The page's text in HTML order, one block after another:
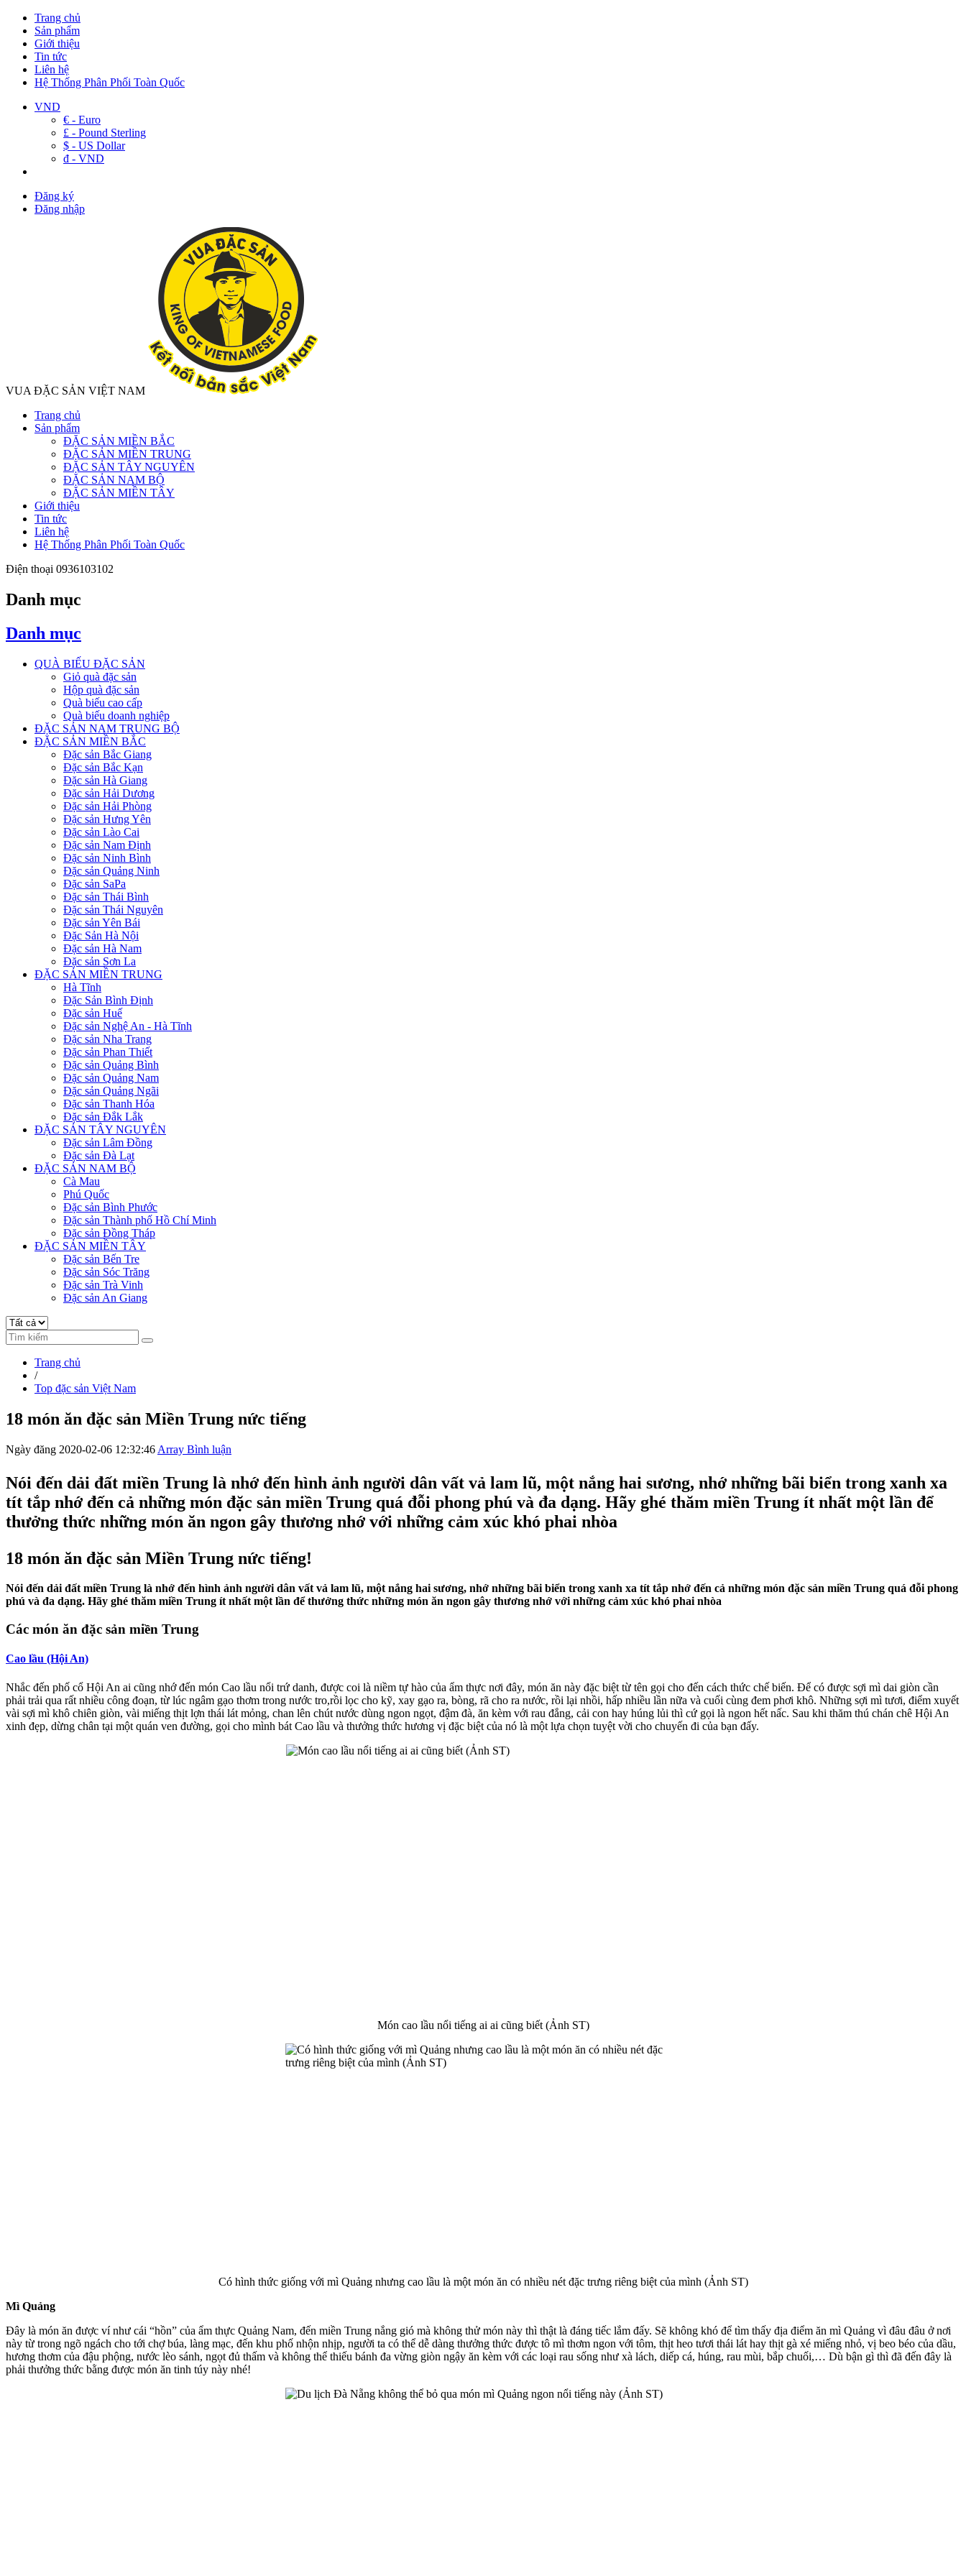
Trang chủ
Sản phẩm
Giới thiệu
Tin tức
Liên hệ
Hệ Thống Phân Phối Toàn Quốc
VND
€ - Euro
£ - Pound Sterling
$ - US Dollar
đ - VND
Đăng ký
Đăng nhập
VUA ĐẶC SẢN VIỆT NAM
Trang chủ
Sản phẩm
ĐẶC SẢN MIỀN BẮC
ĐẶC SẢN MIỀN TRUNG
ĐẶC SẢN TÂY NGUYÊN
ĐẶC SẢN NAM BỘ
ĐẶC SẢN MIỀN TÂY
Giới thiệu
Tin tức
Liên hệ
Hệ Thống Phân Phối Toàn Quốc
Điện thoại 0936103102
Danh mục
Danh mục
QUÀ BIẾU ĐẶC SẢN
Giỏ quà đặc sản
Hộp quà đặc sản
Quà biếu cao cấp
Quà biếu doanh nghiệp
ĐẶC SẢN NAM TRUNG BỘ
ĐẶC SẢN MIỀN BẮC
Đặc sản Bắc Giang
Đặc sản Bắc Kạn
Đặc sản Hà Giang
Đặc sản Hải Dương
Đặc sản Hải Phòng
Đặc sản Hưng Yên
Đặc sản Lào Cai
Đặc sản Nam Định
Đặc sản Ninh Bình
Đặc sản Quảng Ninh
Đặc sản SaPa
Đặc sản Thái Bình
Đặc sản Thái Nguyên
Đặc sản Yên Bái
Đặc Sản Hà Nội
Đặc sản Hà Nam
Đặc sản Sơn La
ĐẶC SẢN MIỀN TRUNG
Hà Tĩnh
Đặc Sản Bình Định
Đặc sản Huế
Đặc sản Nghệ An - Hà Tĩnh
Đặc sản Nha Trang
Đặc sản Phan Thiết
Đặc sản Quảng Bình
Đặc sản Quảng Nam
Đặc sản Quảng Ngãi
Đặc sản Thanh Hóa
Đặc sản Đắk Lắk
ĐẶC SẢN TÂY NGUYÊN
Đặc sản Lâm Đồng
Đặc sản Đà Lạt
ĐẶC SẢN NAM BỘ
Cà Mau
Phú Quốc
Đặc sản Bình Phước
Đặc sản Thành phố Hồ Chí Minh
Đặc sản Đồng Tháp
ĐẶC SẢN MIỀN TÂY
Đặc sản Bến Tre
Đặc sản Sóc Trăng
Đặc sản Trà Vinh
Đặc sản An Giang
Trang chủ
/
Top đặc sản Việt Nam
18 món ăn đặc sản Miền Trung nức tiếng
Ngày đăng 2020-02-06 12:32:46 Array Bình luận
Nói đến dải đất miền Trung là nhớ đến hình ảnh người dân vất vả lam lũ, một nắng hai sương, nhớ những bãi biển trong xanh xa
tít tắp nhớ đến cả những món đặc sản miền Trung quá đỗi phong phú và đa dạng. Hãy ghé thăm miền Trung ít nhất một lần để
thưởng thức những món ăn ngon gây thương nhớ với những cảm xúc khó phai nhòa
18 món ăn đặc sản Miền Trung nức tiếng!
Nói đến dải đất miền Trung là nhớ đến hình ảnh người dân vất vả lam lũ, một nắng hai sương, nhớ những bãi biển trong xanh xa tít tắp nhớ đến cả những món đặc sản miền Trung quá đỗi phong
phú và đa dạng. Hãy ghé thăm miền Trung ít nhất một lần để thưởng thức những món ăn ngon gây thương nhớ với những cảm xúc khó phai nhòa
Các món ăn đặc sản miền Trung
Cao lầu (Hội An)
Nhắc đến phố cổ Hội An ai cũng nhớ đến món Cao lầu nổi trứ danh, được coi là niềm tự hào của ẩm thực nơi đây, món ăn này đặc biệt từ tên gọi cho đến cách thức chế biến. Để có được sợi mì dai giòn cần
phải trải qua rất nhiều công đoạn, từ lúc ngâm gạo thơm trong nước tro,rồi lọc cho kỹ, xay gạo ra, bòng, rã cho ra nước, rồi lại nhồi, hấp nhiều lần nữa và cuối cùng đem phơi khô. Những sợi mì tươi, điểm xuyết
vài sợi mì khô chiên giòn, vài miếng thịt lợn thái lát mỏng, chan lên chút nước dùng ngon ngọt, đậm đà, ăn kèm với rau đắng, cải con hay húng lủi thì cứ gọi là ngon hết nấc. Sau khi thăm thú chán chê Hội An
xinh đẹp, dừng chân tại một quán ven đường, gọi cho mình bát Cao lầu và thưởng thức hương vị đặc biệt của nó là một lựa chọn tuyệt vời cho chuyến đi của bạn đấy.
Món cao lầu nổi tiếng ai ai cũng biết (Ảnh ST)
Có hình thức giống với mì Quảng nhưng cao lầu là một món ăn có nhiều nét đặc trưng riêng biệt của mình (Ảnh ST)
Mì Quảng
Đây là món ăn được ví như cái “hồn” của ẩm thực Quảng Nam, đến miền Trung nắng gió mà không thử món này thì thật là đáng tiếc lắm đấy. Sẽ không khó để tìm thấy địa điểm ăn mì Quảng vì đâu đâu ở nơi
này từ trong ngõ ngách cho tới chợ búa, làng mạc, đến khu phố nhộn nhịp, người ta có thể dễ dàng thưởng thức được tô mì thơm ngon với tôm, thịt heo tươi thái lát hay thịt gà xé miếng nhỏ, vị beo béo của dầu,
hương thơm của đậu phộng, nước lèo sánh, ngọt đủ thấm và không thể thiếu bánh đa vừng giòn ngậy ăn kèm với các loại rau sống như xà lách, diếp cá, húng, rau mùi, bắp chuối,… Dù bận gì thì đã đến đây là
phải thưởng thức bằng được món ăn tinh túy này nhé!